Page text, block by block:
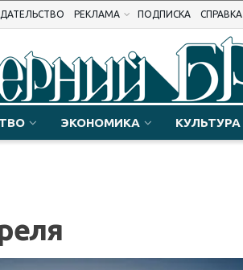
РЕКЛАМА ПОДПИСКА СПРАВКА
ЭКОНОМИКА КУЛЬТУРА